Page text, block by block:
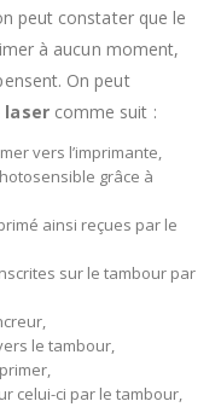
peut constater que le
à aucun moment,
On peut
laser comme suit :
vers l’imprimante,
grâce à
ainsi reçues par le
sur le tambour par
le tambour,
celui-ci par le tambour,